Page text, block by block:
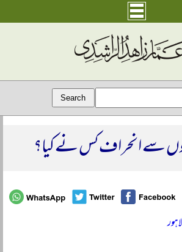
سے انحراف کس نے کیا؟